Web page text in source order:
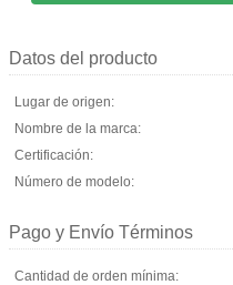
Datos del producto
Lugar de origen:
Nombre de la marca:
Certificación:
Número de modelo:
Pago y Envío Términos
Cantidad de orden mínima: